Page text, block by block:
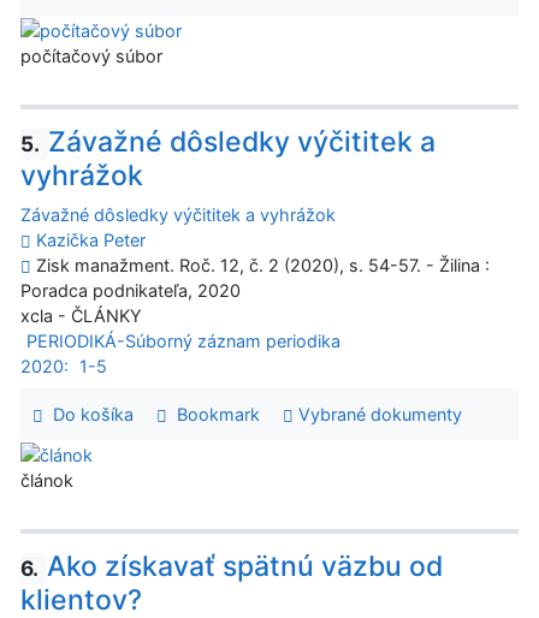
počítačový súbor
5. Závažné dôsledky výčititek a
vyhrážok
Závažné dôsledky výčititek a vyhrážok
Kazička Peter
Zisk manažment. Roč. 12, č. 2 (2020), s. 54-57. - Žilina :
Poradca podnikateľa, 2020
xcla - ČLÁNKY
PERIODIKÁ-Súborný záznam periodika
2020:
1-5
Do košíka Bookmark Vybrané dokumenty
článok
6. Ako získavať spätnú väzbu od
klientov?